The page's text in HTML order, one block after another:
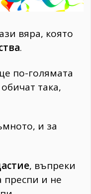
вяра, която
.
по-голямата
така,
и за
, въпреки
преспи и не